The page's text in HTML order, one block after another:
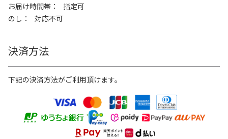
お届け時間帯
指定可
のし
対応不可
決済方法
下記の決済方法がご利用頂けます。